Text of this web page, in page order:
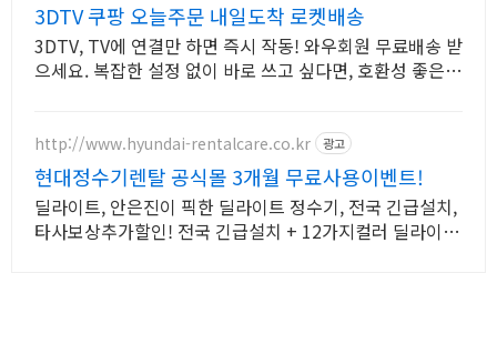
3DTV 쿠팡 오늘주문 내일도착 로켓배송
3DTV, TV에 연결만 하면 즉시 작동! 와우회원 무료배송 받
으세요. 복잡한 설정 없이 바로 쓰고 싶다면, 호환성 좋은
http://www.hyundai-rentalcare.co.kr 광고
현대정수기렌탈 공식몰 3개월 무료사용이벤트!
딜라이트, 안은진이 픽한 딜라이트 정수기, 전국 긴급설치,
타사보상추가할인! 전국 긴급설치 + 12가지컬러 딜라이트